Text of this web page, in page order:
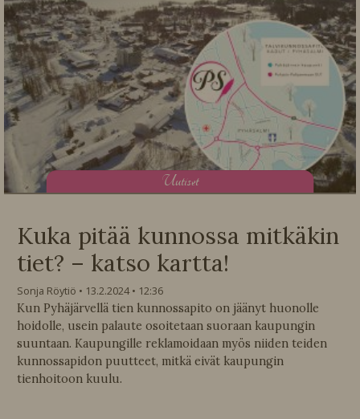
Uutiset
Kuka pitää kunnossa mitkäkin
tiet? – katso kartta!
Sonja Röytiö 13.2.2024
12:36
Kun Pyhäjärvellä tien kunnossapito on jäänyt huonolle
hoidolle, usein palaute osoitetaan suoraan kaupungin
suuntaan. Kaupungille reklamoidaan myös niiden teiden
kunnossapidon puutteet, mitkä eivät kaupungin
tienhoitoon kuulu.